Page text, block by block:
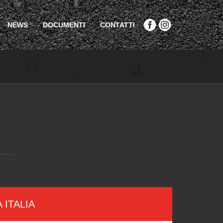
NEWS DOCUMENTI CONTATTI
ITALIA